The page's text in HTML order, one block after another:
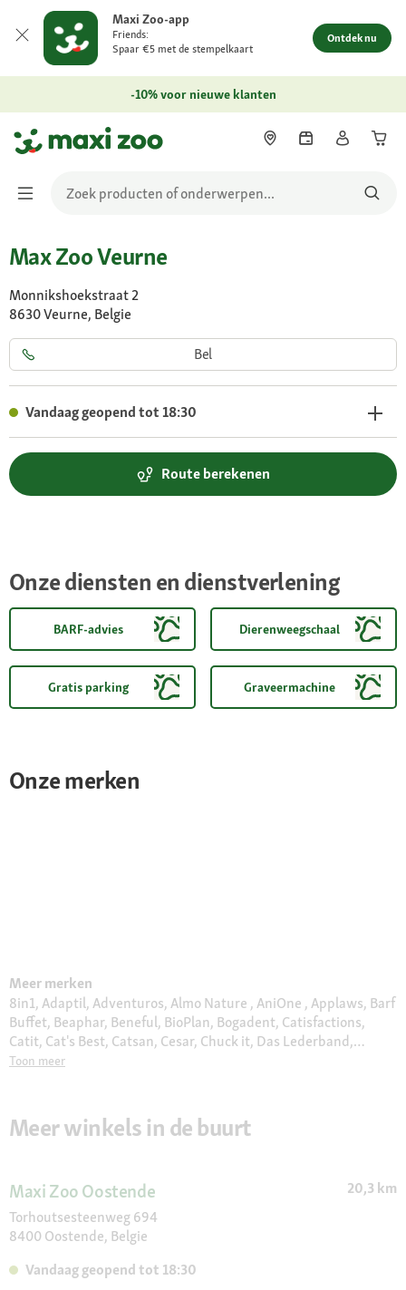
Maxi Zoo-app
Friends:
Spaar €5 met de stempelkaart
Ontdek nu
-10% voor nieuwe klanten
Max Zoo Veurne
Monnikshoekstraat 2
8630 Veurne, Belgie
Bel
Vandaag geopend tot 18:30
Route berekenen
Onze diensten en dienstverlening
BARF-advies Dierenweegschaal
Gratis parking Graveermachine
Onze merken
Meer merken
8in1, Adaptil, Adventuros, Almo Nature , AniOne , Applaws, Barf
Buffet, Beaphar, Beneful, BioPlan, Bogadent, Catisfactions,
Catit, Cat's Best, Catsan, Cesar, Chuck it, Das Lederband,
Delcon, Dogs Creek, Duck, Edgard & Cooper, eSHa, Eukanuba,
Hill's, Hupple, Interzoo, JBL, Jolipet, JR Farm, Julius K9, Juwel,
Kerbl, Kitty's Cuisine, KONG, Litter Locker, Moments , More,
Plan, Puppia, Purina ONE, Quiko, Real Nature, Royal Canin,
Select Gold, Sera, Sheba, Simple Solution, Smoofl, Sureflap,
Take Care, Trixie, Velda, Versele-Laga, Vitakraft , Viyo, Whiskas,
Toon meer
Meer winkels in de buurt
Maxi Zoo Oostende
20,3 km
Torhoutsesteenweg 694
8400 Oostende, Belgie
Vandaag geopend tot 18:30